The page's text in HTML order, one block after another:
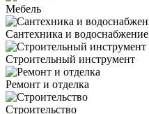
Мебель
Сантехника и водоснабжение
Строительный инструмент
Ремонт и отделка
Строительство